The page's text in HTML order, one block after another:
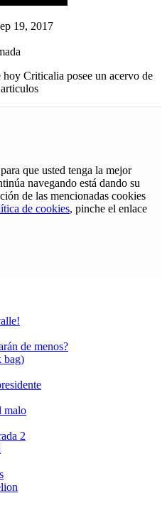
19, 2017
hoy Criticalia posee un acervo de
que usted tenga la mejor
navegando está dando su
de las mencionadas cookies
de cookies, pinche el enlace
de menos?
bag)
malo
2